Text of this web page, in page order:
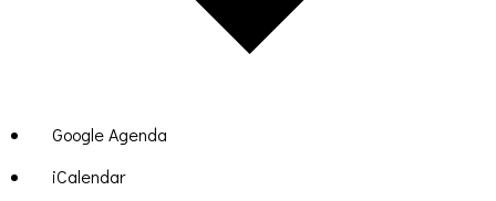
Google Agenda
iCalendar